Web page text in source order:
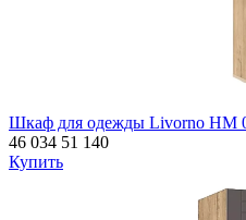
Шкаф для одежды Livorno НМ
46 034 51 140
Купить